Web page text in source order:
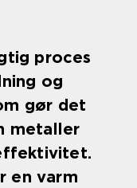
proces
og
gør det
metaller
en varm